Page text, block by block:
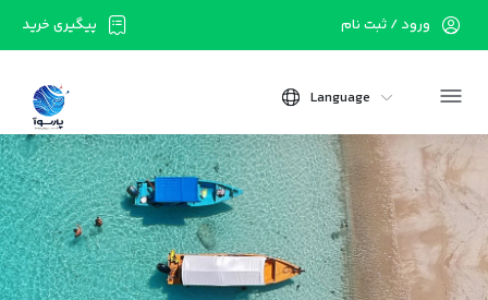
پیگیری خرید ورود / ثبت نام
Language